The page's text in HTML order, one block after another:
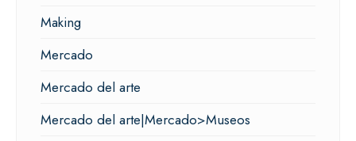
Making
Mercado
Mercado del arte
Mercado del arte|Mercado>Museos